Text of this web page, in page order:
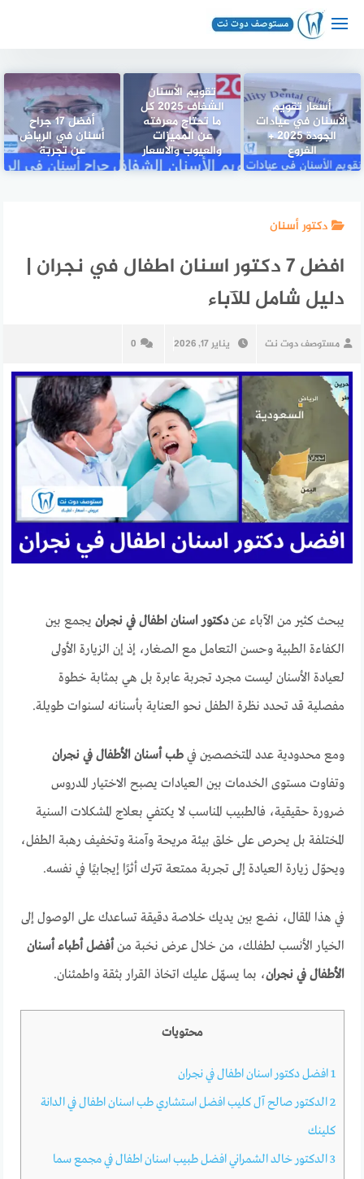
أسعار تقويم
الأسنان في عيادات
الجودة 2025 +
الفروع
تقويم الأسنان
الشفاف 2025 كل
ما تحتاج معرفته
عن المميزات
والعيوب والاسعار
أفضل 17 جراح
أسنان في الرياض
عن تجربة
دكتور أسنان
افضل 7 دكتور اسنان اطفال في نجران |
دليل شامل للآباء
مستوصف دوت نت يناير 17, 2026 0
يبحث كثير من الآباء عندكتور اسنان اطفال في نجران يجمع بين
الكفاءة الطبية وحسن التعامل مع الصغار، إذ إن الزيارة الأولى
لعيادة الأسنان ليست مجرد تجربة عابرة بل هي بمثابة خطوة
مفصلية قد تحدد نظرة الطفل نحو العناية بأسنانه لسنوات طويلة.
ومع محدودية عدد المتخصصين فيطب أسنان الأطفال في نجران
وتفاوت مستوى الخدمات بين العيادات يصبح الاختيار المدروس
ضرورة حقيقية، فالطبيب المناسب لا يكتفي بعلاج المشكلات السنية
المختلفة بل يحرص على خلق بيئة مريحة وآمنة وتخفيف رهبة الطفل،
ويحوّل زيارة العيادة إلى تجربة ممتعة تترك أثرًا إيجابيًا في نفسه.
في هذا المقال، نضع بين يديك خلاصة دقيقة تساعدك على الوصول إلى
الخيار الأنسب لطفلك، من خلال عرض نخبة من أفضل أطباء أسنان
الأطفال في نجران، بما يسهّل عليك اتخاذ القرار بثقة واطمئنان.
محتويات
1افضل دكتور اسنان اطفال في نجران
2الدكتور صالح آل كليب افضل استشاري طب اسنان اطفال في الدانة
كلينك
3الدكتور خالد الشمراني افضل طبيب اسنان اطفال في مجمع سما